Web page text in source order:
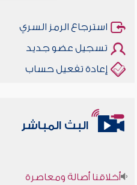
استرجاع الرمز السري
تسجيل عضو جديد
إعادة تفعيل حساب
البث المباشر
أخلاقنا أصالة ومعاصرة